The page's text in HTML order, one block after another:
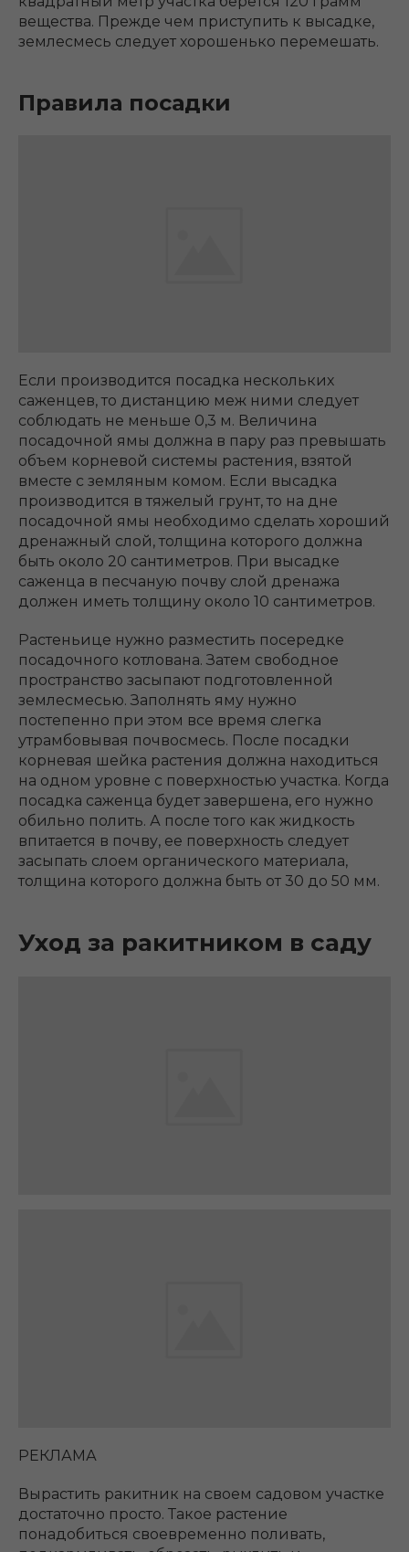
вещества. Прежде чем приступить к высадке,
землесмесь следует хорошенько перемешать.
Правила посадки
Если производится посадка нескольких
саженцев, то дистанцию меж ними следует
соблюдать не меньше 0,3 м. Величина
посадочной ямы должна в пару раз превышать
объем корневой системы растения, взятой
вместе с земляным комом. Если высадка
производится в тяжелый грунт, то на дне
посадочной ямы необходимо сделать хороший
дренажный слой, толщина которого должна
быть около 20 сантиметров. При высадке
саженца в песчаную почву слой дренажа
должен иметь толщину около 10 сантиметров.
Растеньице нужно разместить посередке
посадочного котлована. Затем свободное
пространство засыпают подготовленной
землесмесью. Заполнять яму нужно
постепенно при этом все время слегка
утрамбовывая почвосмесь. После посадки
корневая шейка растения должна находиться
на одном уровне с поверхностью участка. Когда
посадка саженца будет завершена, его нужно
обильно полить. А после того как жидкость
впитается в почву, ее поверхность следует
засыпать слоем органического материала,
толщина которого должна быть от 30 до 50 мм.
Уход за ракитником в саду
РЕКЛАМА
Вырастить ракитник на своем садовом участке
достаточно просто. Такое растение
понадобиться своевременно поливать,